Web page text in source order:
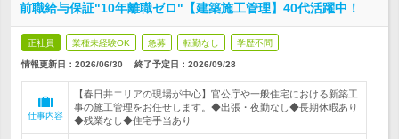
前職給与保証"10年離職ゼロ"【建築施工管理】40代活躍中！
正社員 業種未経験OK 急募 転勤なし 学歴不問
情報更新日：2026/06/30 終了予定日： 2026/09/28
仕事内容
【春日井エリアの現場が中心】官公庁や一般住宅における新築工
事の施工管理をお任せします。◆出張・夜勤なし◆長期休暇あり
◆残業なし◆住宅手当あり